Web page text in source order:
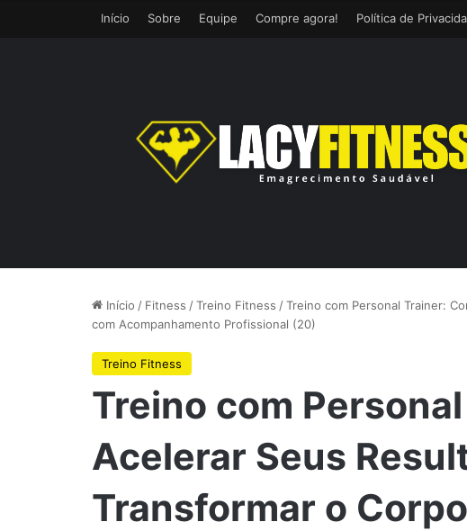
Início Sobre Equipe Compre agora! Política de
Início / Fitness /Treino Fitness /Treino com Personal Trainer:
com Acompanhamento Profissional (20)
Treino Fitness
Treino com
Acelerar Seus
Transformar o